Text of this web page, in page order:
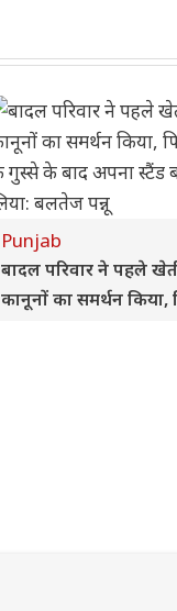
Punjab
बादल परिवार ने पहले
कानूनों का समर्थन किया,